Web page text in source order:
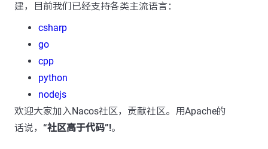
建，目前我们已经支持各类主流语言：
csharp
go
cpp
python
nodejs
欢迎大家加入Nacos社区，贡献社区。用Apache的
话说， “社区高于代码”!。